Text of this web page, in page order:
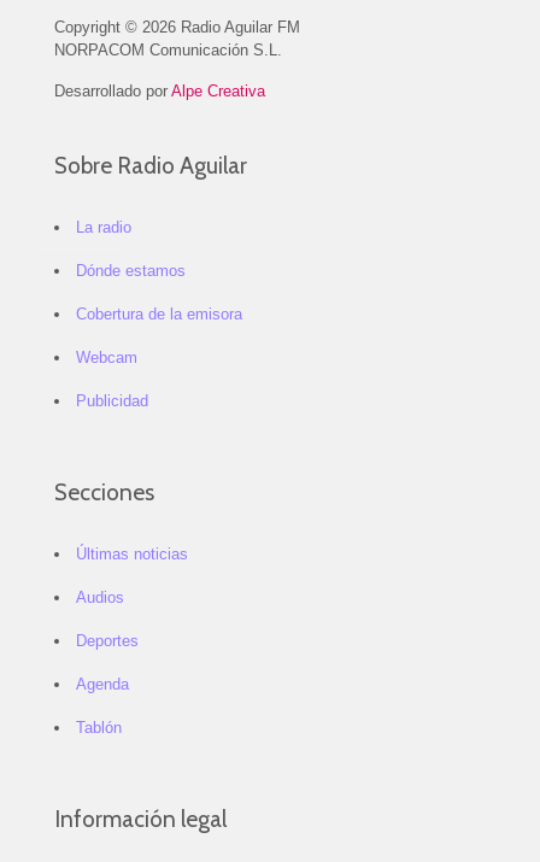
Copyright © 2026 Radio Aguilar FM
NORPACOM Comunicación S.L.
Desarrollado por Alpe Creativa
Sobre Radio Aguilar
La radio
Dónde estamos
Cobertura de la emisora
Webcam
Publicidad
Secciones
Últimas noticias
Audios
Deportes
Agenda
Tablón
Información legal